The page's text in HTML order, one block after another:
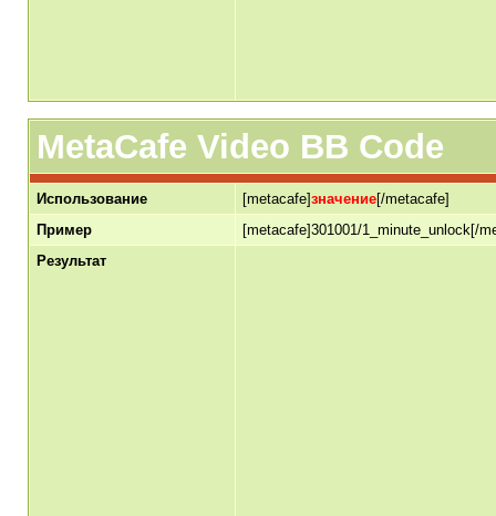
MetaCafe Video BB Code
Использование [metacafe]значение[/metacafe]
Пример
[metacafe]301001/1_minute_unlock[/
Результат